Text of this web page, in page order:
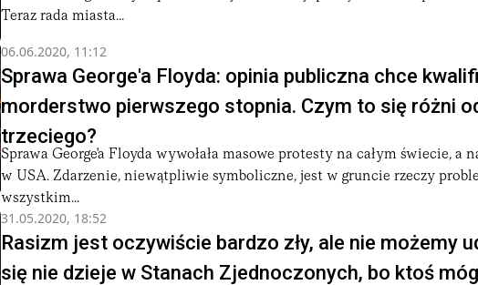
Teraz rada miasta...
06.06.2020, 11:12
Sprawa George'a Floyda: opinia publiczna chce
morderstwo pierwszego stopnia. Czym to się różni
trzeciego?
Sprawa George'a Floyda wywołała masowe protesty na całym świecie, a
w USA. Zdarzenie, niewątpliwie symboliczne, jest w gruncie rzeczy
wszystkim...
31.05.2020, 18:52
Rasizm jest oczywiście bardzo zły, ale nie możemy
się nie dzieje w Stanach Zjednoczonych, bo ktoś